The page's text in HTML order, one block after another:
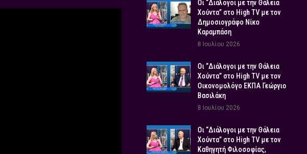
Οι “Διάλογοι με την Θάλεια
Χούντα” στο High TV με τον
Δημοσιογράφο Νίκο
Καραμπάση
8 Ιουλίου 2026
Οι “Διάλογοι με την Θάλεια
Χούντα” στο High TV με τον
Οικονομολόγο ΕΚΠΑ Γεώργιο
Βασιλάκη
8 Ιουλίου 2026
Οι “Διάλογοι με την Θάλεια
Χούντα” στο High TV με τον
Καθηγητή Φιλοσοφίας,